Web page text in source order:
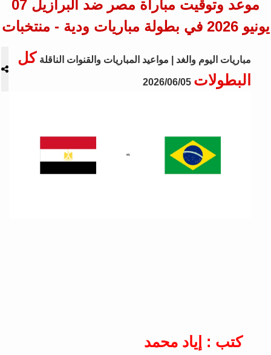
موعد وتوقيت مباراة مصر ضد البرازيل 07
يونيو 2026 في بطولة مباريات ودية - منتخبات
مباريات اليوم والغد | مواعيد المباريات والقنوات الناقلة كل
البطولات 2026/06/05
كتب : إياد محمد